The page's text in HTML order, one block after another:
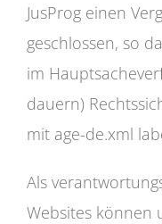
JusProg einen
geschlossen, so
im
dauern)
mit age-de.xml
Als
Websites können